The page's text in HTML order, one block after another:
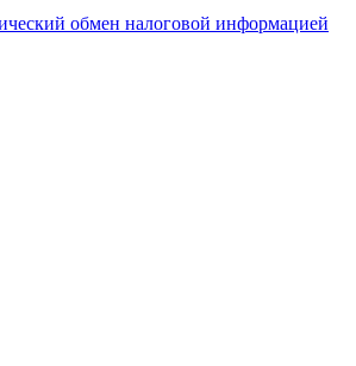
обмен налоговой информацией